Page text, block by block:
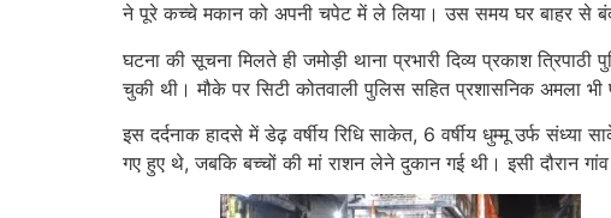
ने पूरे कच्चे मकान को अपनी चपेट में ले लिया। उस समय घर बाहर से
घटना की सूचना मिलते ही जमोड़ी थाना प्रभारी दिव्य प्रकाश
चुकी थी। मौके पर सिटी कोतवाली पुलिस सहित प्रशासनिक अमला
इस दर्दनाक हादसे में डेढ़ वर्षीय रिधि साकेत, 6 वर्षीय धुम्मू उर्फ
गए हुए थे, जबकि बच्चों की मां राशन लेने दुकान गई थी। इसी